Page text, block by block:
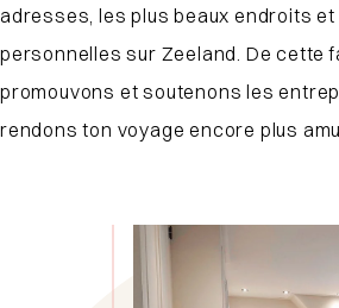
adresses, les plus beaux endroits
personnelles sur Zeeland. De cette
promouvons et soutenons les
rendons ton voyage encore plus